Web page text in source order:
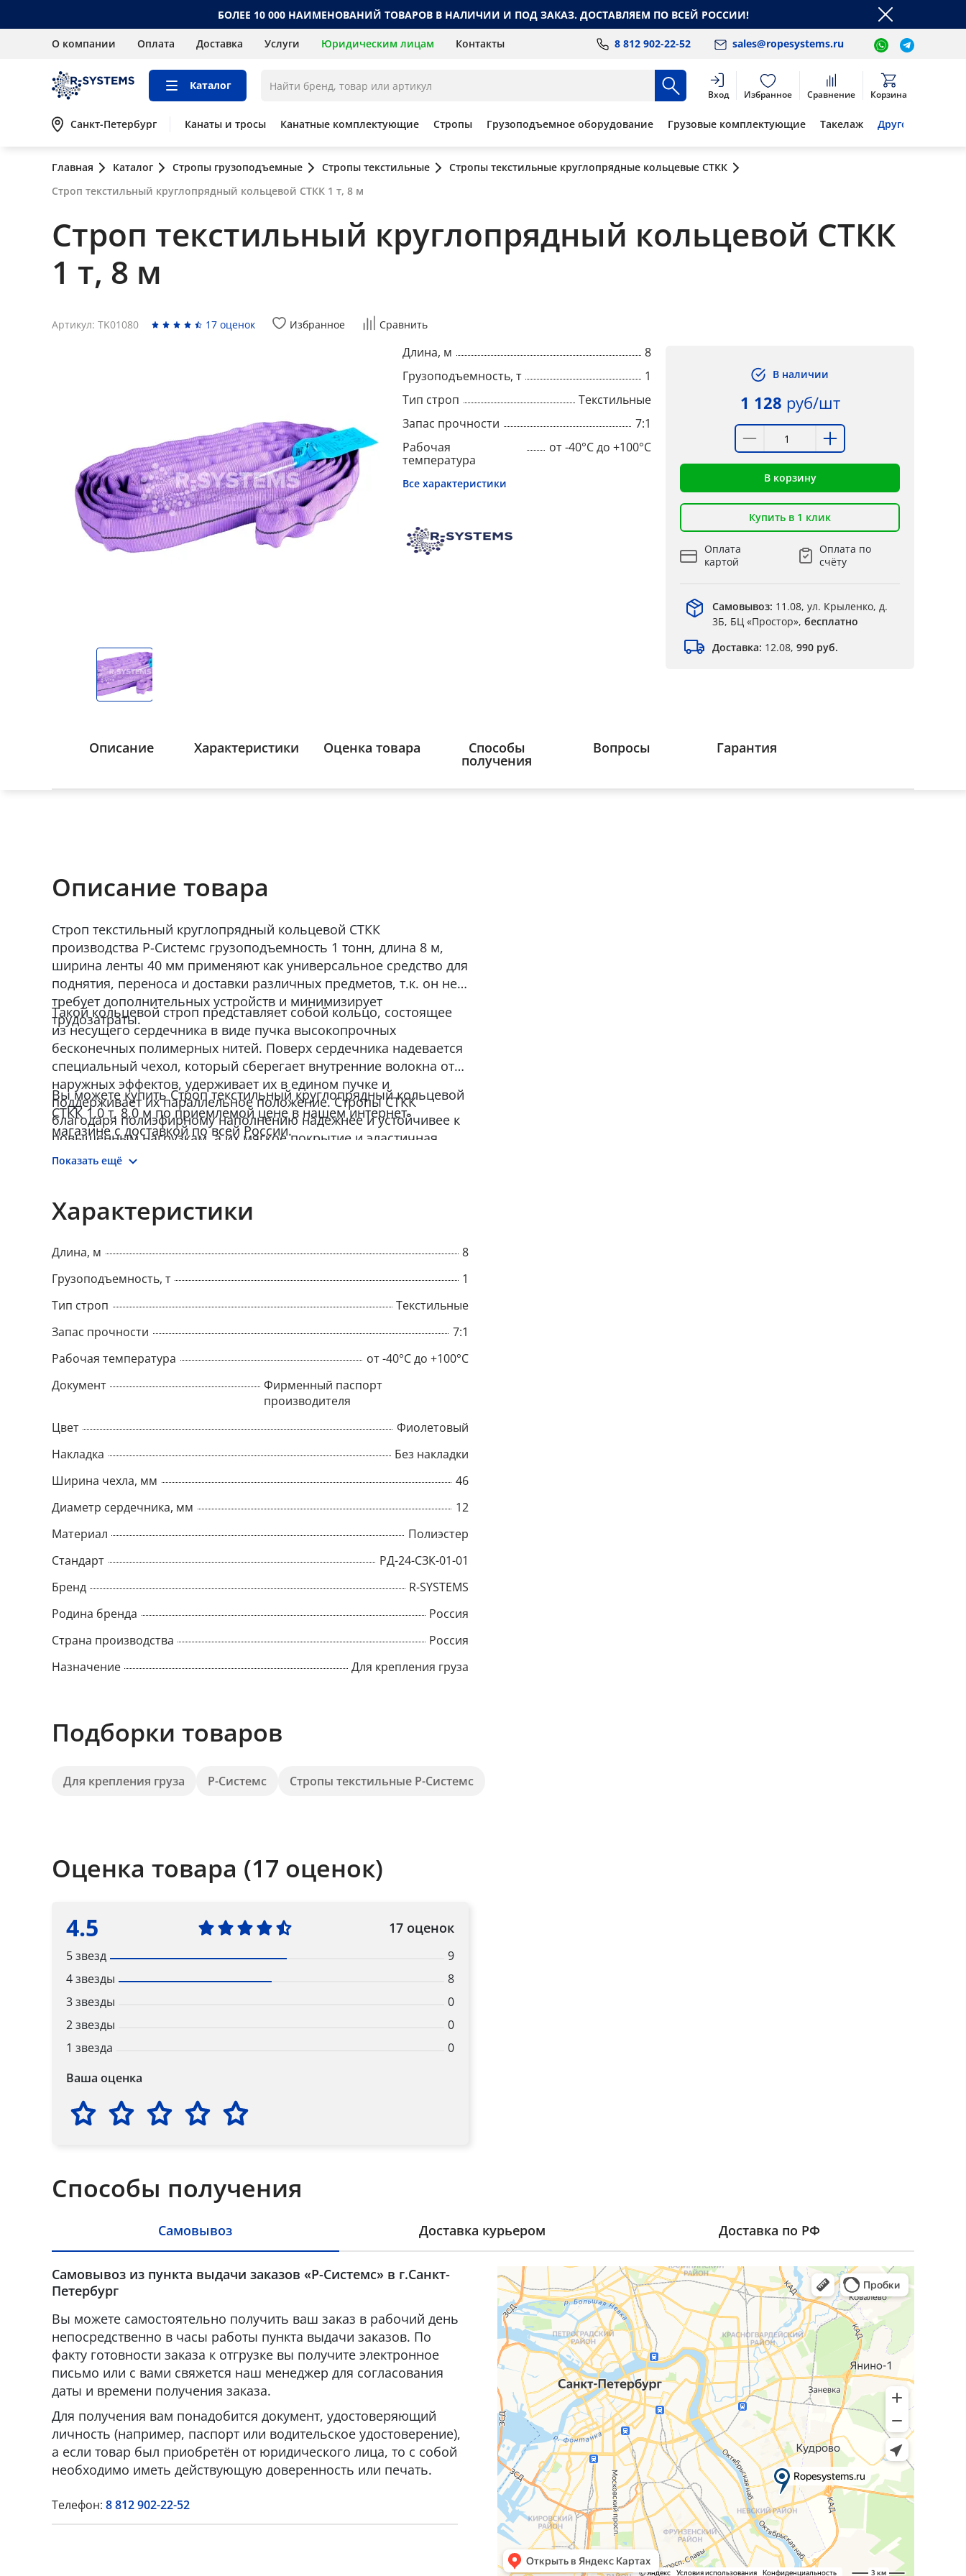
БОЛЕЕ 10 000 НАИМЕНОВАНИЙ ТОВАРОВ В НАЛИЧИИ И ПОД ЗАКАЗ. ДОСТАВЛЯЕМ ПО ВСЕЙ РОССИИ!
О компании Оплата Доставка Услуги Юридическим лицам Контакты 8 812 902-22-52 sales@ropesystems.ru
Каталог
Вход Избранное Сравнение Корзина
Санкт-Петербург Канаты и тросы Канатные комплектующие Стропы Грузоподъемное оборудование Грузовые комплектующие Такелаж Другое
Главная Каталог Стропы грузоподъемные Стропы текстильные
Стропы текстильные круглопрядные кольцевые СТКК
Строп текстильный круглопрядный кольцевой СТКК 1 т, 8 м
Строп текстильный круглопрядный кольцевой СТКК
1 т, 8 м
Артикул: TK01080 17 оценок Избранное Сравнить
Длина, м
8
Грузоподъемность, т
1
Тип строп
Текстильные
Запас прочности
7:1
Рабочая
температура
от -40°C до +100°C
Все характеристики
В наличии
1 128 руб/шт
В корзину
Купить в 1 клик
Оплата
картой
Оплата по
счёту
Самовывоз: 11.08, ул. Крыленко, д.
3Б, БЦ «Простор», бесплатно
Доставка: 12.08, 990 руб.
Описание Характеристики Оценка товара Способы
получения
Вопросы Гарантия
Описание товара
Строп текстильный круглопрядный кольцевой СТКК
производства Р-Системс грузоподъемность 1 тонн, длина 8 м,
ширина ленты 40 мм применяют как универсальное средство для
поднятия, переноса и доставки различных предметов, т.к. он не
требует дополнительных устройств и минимизирует
трудозатраты.
Такой кольцевой строп представляет собой кольцо, состоящее
из несущего сердечника в виде пучка высокопрочных
бесконечных полимерных нитей. Поверх сердечника надевается
специальный чехол, который сберегает внутренние волокна от
наружных эффектов, удерживает их в едином пучке и
поддерживает их параллельное положение. Стропы СТКК
благодаря полиэфирному наполнению надежнее и устойчивее к
повышенным нагрузкам, а их мягкое покрытие и эластичная
структура создает плотное прилегание и сохранность груза.
основе. Требования к устройству и безопасной эксплуатации».
Вы можете купить Строп текстильный круглопрядный кольцевой
СТКК 1,0 т, 8,0 м по приемлемой цене в нашем интернет-
магазине с доставкой по всей России.
Показать ещё
Характеристики
Длина, м
8
Грузоподъемность, т
1
Тип строп
Текстильные
Запас прочности
7:1
Рабочая температура
от -40°C до +100°C
Документ
Фирменный паспорт
производителя
Цвет
Фиолетовый
Накладка
Без накладки
Ширина чехла, мм
46
Диаметр сердечника, мм
12
Материал
Полиэстер
Стандарт
РД-24-СЗК-01-01
Бренд
R-SYSTEMS
Родина бренда
Россия
Страна производства
Россия
Назначение
Для крепления груза
Подборки товаров
Для крепления груза Р-Системс Стропы текстильные Р-Системс
Оценка товара (17 оценок)
4.5 17 оценок
5 звезд
9
4 звезды
8
3 звезды
0
2 звезды
0
1 звезда
0
Ваша оценка
Способы получения
Самовывоз Доставка курьером Доставка по РФ
Самовывоз из пункта выдачи заказов «Р-Системс» в г.Санкт-
Петербург
Вы можете самостоятельно получить ваш заказ в рабочий день
непосредственно в часы работы пункта выдачи заказов. По
факту готовности заказа к отгрузке вы получите электронное
письмо или с вами свяжется наш менеджер для согласования
даты и времени получения заказа.
Для получения вам понадобится документ, удостоверяющий
личность (например, паспорт или водительское удостоверение),
а если товар был приобретён от юридического лица, то с собой
необходимо иметь действующую доверенность или печать.
Телефон: 8 812 902-22-52
Popup
Title